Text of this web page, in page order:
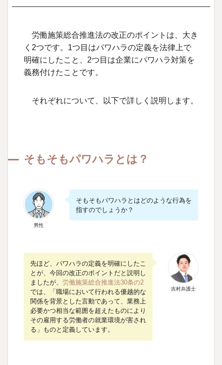
労働施策総合推進法の改正のポイントは、大き
く2つです。1つ目はパワハラの定義を法律上で
明確にしたこと、2つ目は企業にパワハラ対策を
義務付けたことです。
それぞれについて、以下で詳しく説明します。
そもそもパワハラとは？
男性
そもそもパワハラとはどのような行為を
指すのでしょうか？
吉村弁護士
先ほど、パワハラの定義を明確にしたこ
とが、今回の改正のポイントだと説明し
ましたが、 労働施策総合推進法30条の2
では、「職場において行われる優越的な
関係を背景とした言動であって、業務上
必要かつ相当な範囲を超えたものにより
その雇用する労働者の就業環境が害され
る」ものと定義しています。